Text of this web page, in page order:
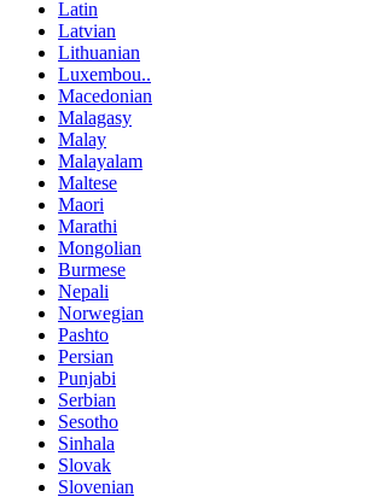
Latin
Latvian
Lithuanian
Luxembou..
Macedonian
Malagasy
Malay
Malayalam
Maltese
Maori
Marathi
Mongolian
Burmese
Nepali
Norwegian
Pashto
Persian
Punjabi
Serbian
Sesotho
Sinhala
Slovak
Slovenian